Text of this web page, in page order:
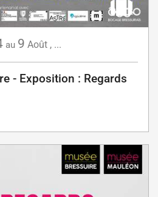
au 9 Août , ...
- Exposition : Regards